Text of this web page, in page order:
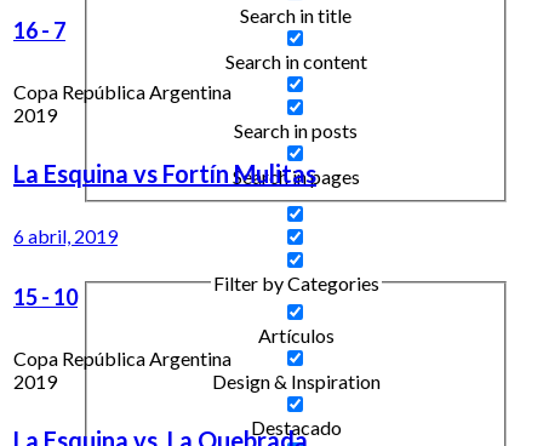
Search in title
Search in content
Search in posts
Search in pages
Filter by Categories
Artículos
Design & Inspiration
Destacado
16- 7
Copa República Argentina
2019
La Esquina vs Fortín Mulitas
6 abril, 2019
15- 10
Copa República Argentina
2019
La Esquina vs. La Quebrada